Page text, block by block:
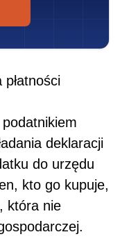
deklaracji
do urzędu
kto go kupuje,
która nie